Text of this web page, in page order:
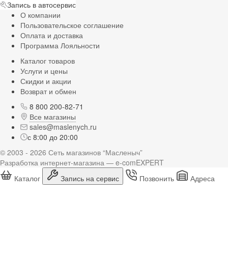
Запись в автосервис
О компании
Пользовательское соглашение
Оплата и доставка
Программа Лояльности
Каталог товаров
Услуги и цены
Скидки и акции
Возврат и обмен
8 800 200-82-71
Все магазины
sales@maslenych.ru
с 8:00 до 20:00
© 2003 - 2026 Сеть магазинов “Масленыч”
Разработка интернет-магазина — e-comEXPERT
Каталог
Запись на сервис Позвонить Адреса